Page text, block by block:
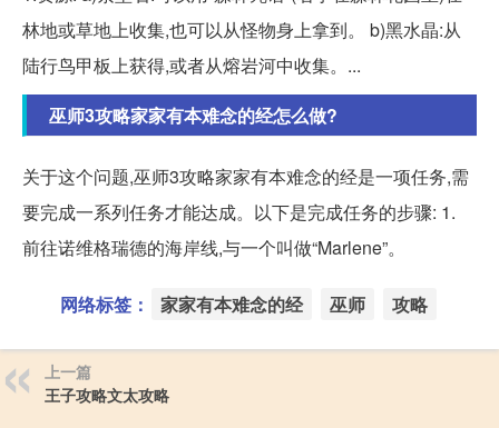
林地或草地上收集,也可以从怪物身上拿到。 b)黑水晶:从
陆行鸟甲板上获得,或者从熔岩河中收集。...
巫师3攻略家家有本难念的经怎么做?
关于这个问题,巫师3攻略家家有本难念的经是一项任务,需
要完成一系列任务才能达成。以下是完成任务的步骤: 1.
前往诺维格瑞德的海岸线,与一个叫做“Marlene”。
网络标签： 家家有本难念的经 巫师 攻略
上一篇
王子攻略文太攻略